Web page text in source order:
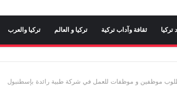
تركيا ثقافة وآداب تركية تركيا و العالم تركيا والعرب
موظفين و موظفات للعمل في شركة طبية رائدة بإسطنبول